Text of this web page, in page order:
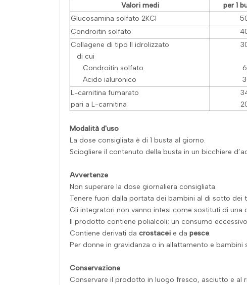
Valori medi
per 1
Glucosamina solfato 2KCl
Condroitin solfato
Collagene di tipo II idrolizzato
di cui
Condroitin solfato
Acido ialuronico
L-carnitina fumarato
pari a L-carnitina
Modalità d'uso
La dose consigliata è di 1 busta al giorno.
Sciogliere il contenuto della busta in un bicchiere
Avvertenze
Non superare la dose giornaliera consigliata.
Tenere fuori dalla portata dei bambini al di sotto dei
Gli integratori non vanno intesi come sostituti di una
Il prodotto contiene polialcoli; un consumo
Contiene derivati da crostacei e da pesce.
Per donne in gravidanza o in allattamento e
Conservazione
Conservare il prodotto in luogo fresco, asciutto e al